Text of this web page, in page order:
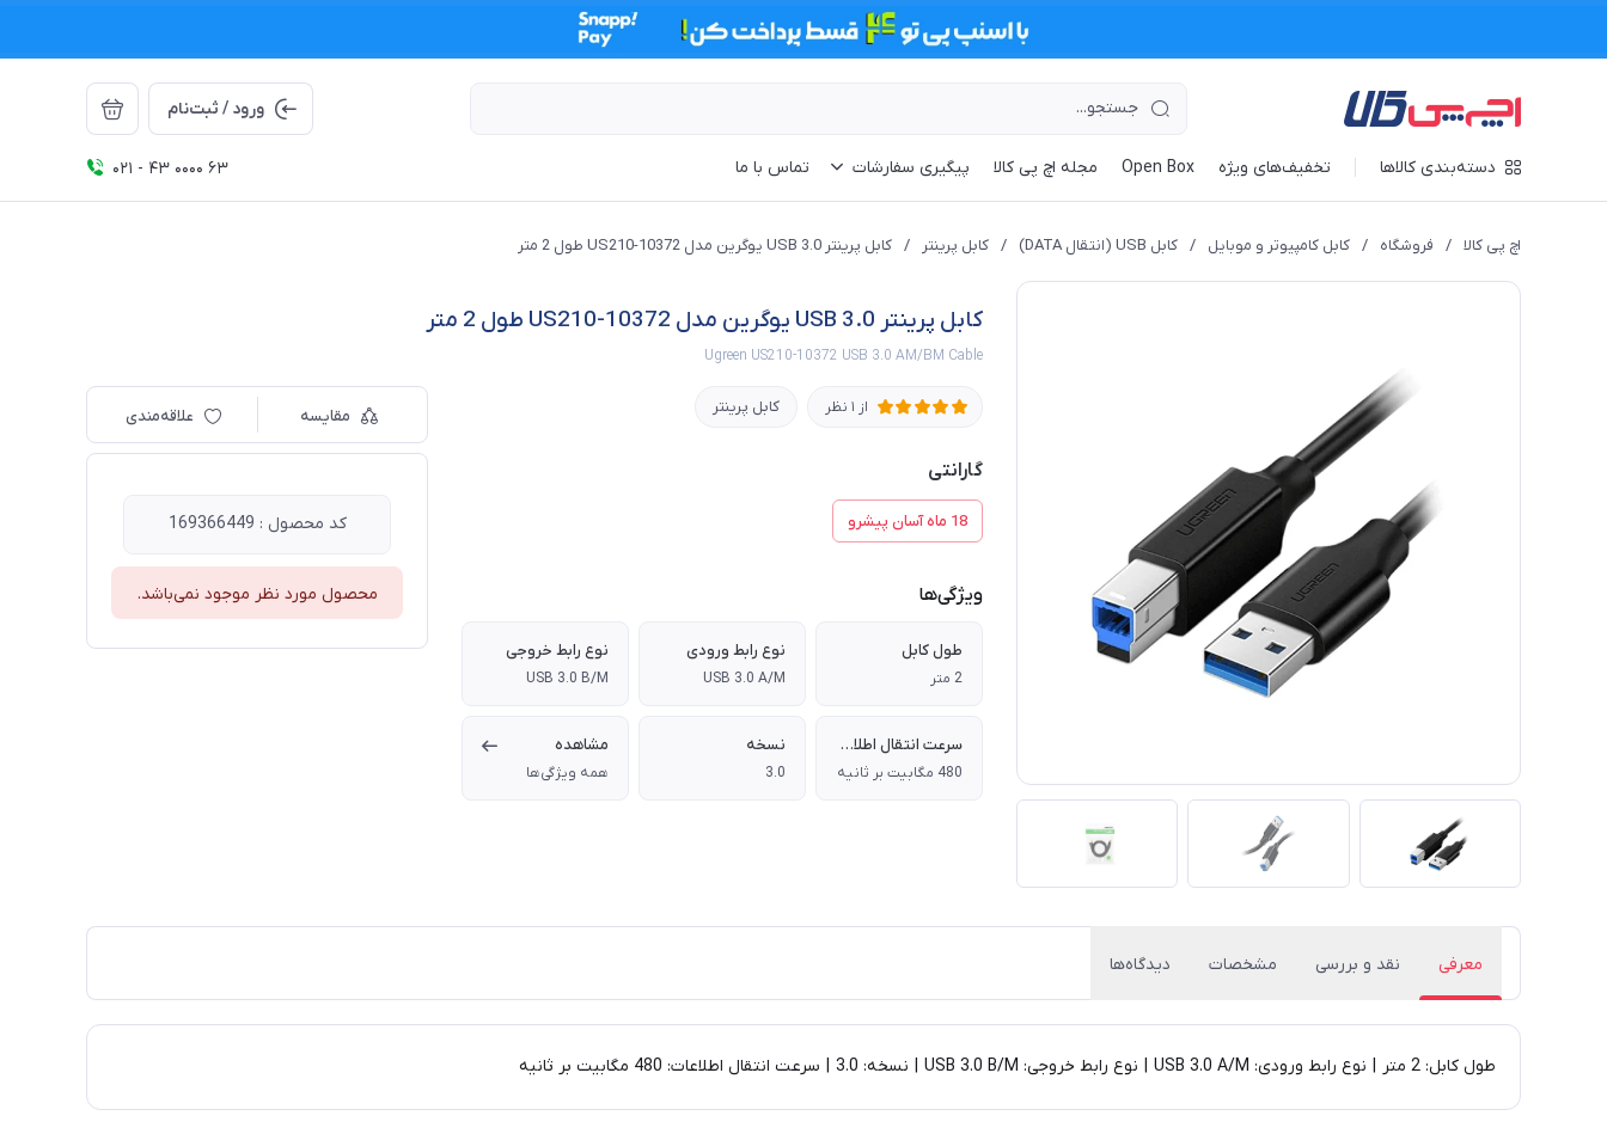
ورود / ثبت‌نام
دسته‌بندی کالاها تخفیف‌های ویژه Open Box مجله اچ پی کالا پیگیری سفارشات تماس با ما 021 - 43 0000 63
اچ پی کالا / فروشگاه / کابل کامپیوتر و موبایل / کابل USB (انتقال DATA) / کابل پرینتر / کابل پرینتر USB 3.0 یوگرین مدل US210-10372 طول 2 متر
کابل پرینتر USB 3.0 یوگرین مدل US210-10372 طول 2 متر
Ugreen US210-10372 USB 3.0 AM/BM Cable
از 1 نظر کابل پرینتر
گارانتی
18 ماه آسان پیشرو
ویژگی‌ها
طول کابل
2 متر
نوع رابط ورودی
USB 3.0 A/M
نوع رابط خروجی
USB 3.0 B/M
سرعت انتقال اطلاعات
480 مگابیت بر ثانیه
نسخه
3.0
مشاهده
همه ویژگی‌ها
مقایسه علاقه‌مندی
کد محصول : 169366449
محصول مورد نظر موجود نمی‌باشد.
معرفی نقد و بررسی مشخصات دیدگاه‌ها
​طول کابل: 2 متر | نوع رابط ورودی: USB 3.0 A/M | نوع رابط خروجی: USB 3.0 B/M | نسخه: 3.0 | سرعت انتقال اطلاعات: 480 مگابیت بر ثانیه​